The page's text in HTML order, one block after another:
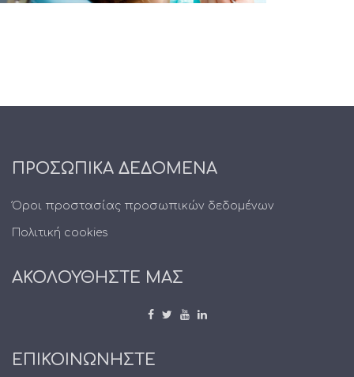
ΠΡΟΣΩΠΙΚΑ ΔΕΔΟΜΕΝΑ
Όροι προστασίας προσωπικών δεδομένων
Πολιτική cookies
ΑΚΟΛΟΥΘΗΣΤΕ ΜΑΣ
ΕΠΙΚΟΙΝΩΝΗΣΤΕ